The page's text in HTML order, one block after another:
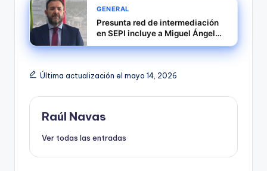
GENERAL
Presunta red de intermediación
en SEPI incluye a Miguel Ángel
Figueroa y Vicente Fernández
Última actualización el mayo 14, 2026
Raúl Navas
Ver todas las entradas